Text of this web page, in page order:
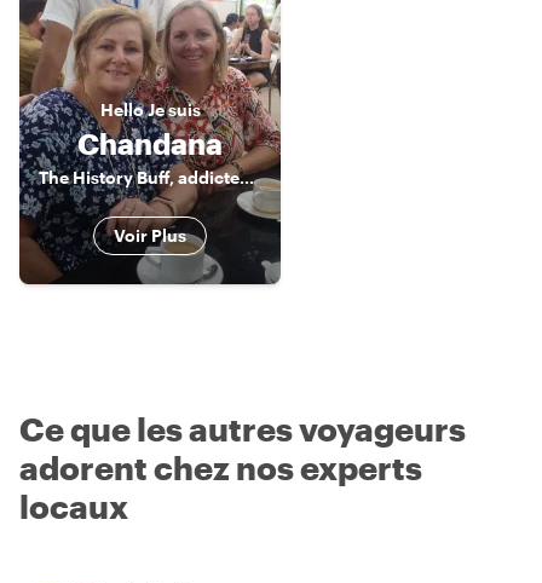
HelloJe suis
Chandana
The History Buff, addicted to authentic Sri Lankan food and interested in gems
Voir Plus
Ce que les autres voyageurs
adorent chez nos experts
locaux